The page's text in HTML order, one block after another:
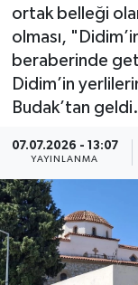
ortak belleği olan
olması,
beraberinde
Didim’in
Budak’tan geldi.
07.07.2026 - 13:07
YAYINLANMA
Kültür Sanat
Spor
Son Dakika
Haber Arşivi